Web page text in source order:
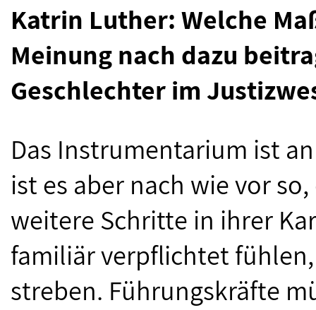
Katrin Luther: Welche
Meinung nach dazu
Geschlechter im
Das Instrumentarium ist
ist es aber nach wie vor
weitere Schritte in ihrer
familiär verpflichtet
streben. Führungskräfte